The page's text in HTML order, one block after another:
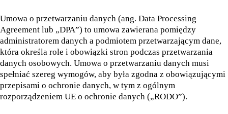
Umowa o przetwarzaniu danych (ang. Data Processing
Agreement lub „DPA”) to umowa zawierana pomiędzy
administratorem danych a podmiotem przetwarzającym dane,
która określa role i obowiązki stron podczas przetwarzania
danych osobowych. Umowa o przetwarzaniu danych musi
spełniać szereg wymogów, aby była zgodna z obowiązującymi
przepisami o ochronie danych, w tym z ogólnym
rozporządzeniem UE o ochronie danych („RODO”).